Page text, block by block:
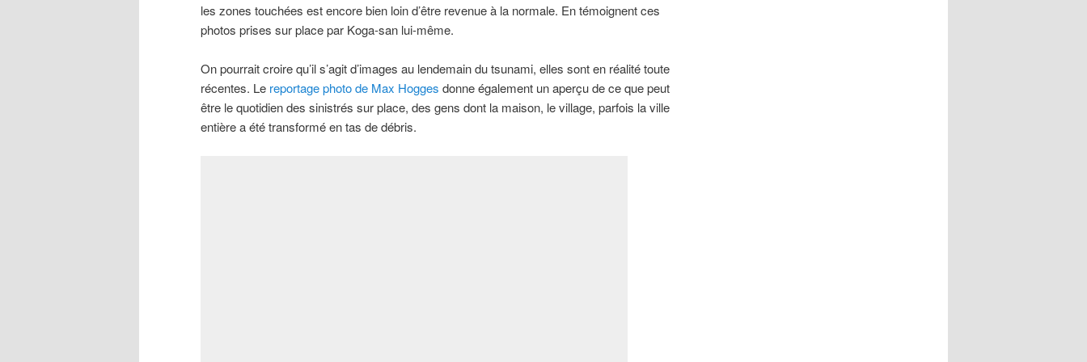
les zones touchées est encore bien loin d’être revenue à la normale. En témoignent ces
photos prises sur place par Koga-san lui-même.
On pourrait croire qu’il s’agit d’images au lendemain du tsunami, elles sont en réalité toute
récentes. Le reportage photo de Max Hogges donne également un aperçu de ce que peut
être le quotidien des sinistrés sur place, des gens dont la maison, le village, parfois la ville
entière a été transformé en tas de débris.